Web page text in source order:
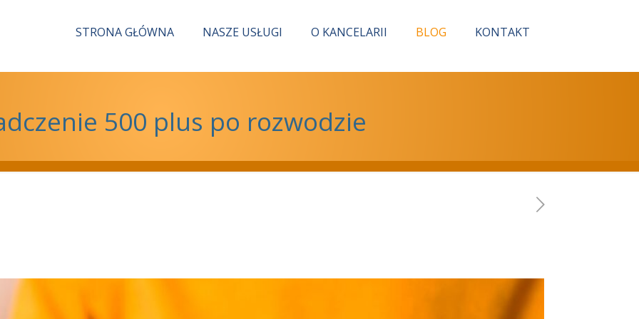
STRONA GŁÓWNA NASZE USŁUGI O KANCELARII BLOG KONTAKT
500 plus po rozwodzie